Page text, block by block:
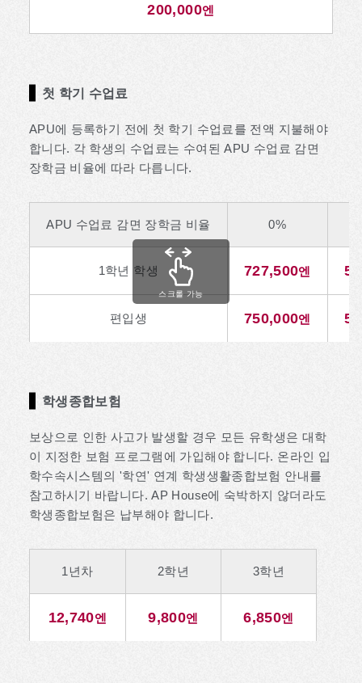
200,000엔
첫 학기 수업료
APU에 등록하기 전에 첫 학기 수업료를 전액 지불해야
합니다. 각 학생의 수업료는 수여된 APU 수업료 감면
장학금 비율에 따라 다릅니다.
APU 수업료 감면 장학금 비율 0%
1학년 학생 727,500엔
편입생 750,000엔
스크롤 가능
학생종합보험
보상으로 인한 사고가 발생할 경우 모든 유학생은 대학
이 지정한 보험 프로그램에 가입해야 합니다. 온라인 입
학수속시스템의 '학연' 연계 학생생활종합보험 안내를
참고하시기 바랍니다. AP House에 숙박하지 않더라도
학생종합보험은 납부해야 합니다.
1년차 2학년 3학년
12,740엔 9,800엔 6,850엔